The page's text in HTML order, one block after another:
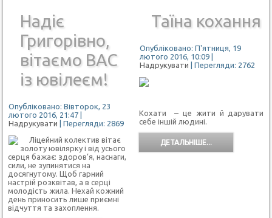
Надіє
Григорівно,
вітаємо ВАС
із ювілеєм!
Опубліковано: Вівторок, 23
лютого 2016, 21:47 |
Надрукувати | Перегляди: 2869
Ліцейний колектив вітає
золоту ювілярку і від усього
серця бажає: здоров’я, наснаги,
сили, не зупинятися на
досягнутому. Щоб гарний
настрій розквітав, а в серці
молодість жила. Нехай кожний
день приносить лише приємні
відчуття та захоплення.
Таїна кохання
Опубліковано: П'ятниця, 19
лютого 2016, 10:09|
Надрукувати | Перегляди: 2762
Кохати – це жити й дарувати
себе іншій людині.
ДЕТАЛЬНІШЕ...